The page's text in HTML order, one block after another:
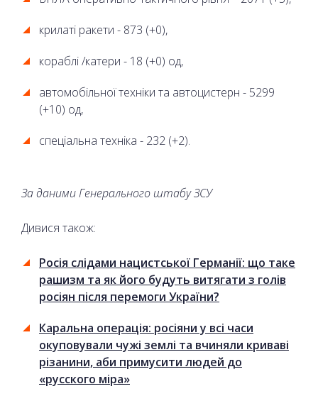
крилаті ракети - 873 (+0),
кораблі /катери - 18 (+0) од,
автомобільної техніки та автоцистерн - 5299
(+10) од,
спеціальна техніка - 232 (+2).
За данимиГенерального штабу ЗСУ
Дивися також:
Росія слідами нацистської Германії: що таке
рашизм та як його будуть витягати з голів
росіян після перемоги України?
Каральна операція: росіяни у всі часи
окуповували чужі землі та вчиняли криваві
різанини, аби примусити людей до
«русского міра»